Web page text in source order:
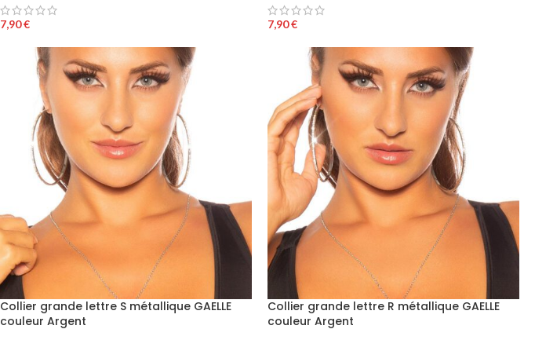
7,90€ 7,90€
Collier grande lettre S métallique GAELLE
couleur Argent
Collier grande lettre R métallique GAELLE
couleur Argent